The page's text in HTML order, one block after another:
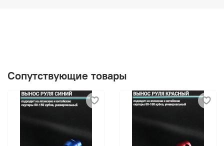
Сопутствующие товары